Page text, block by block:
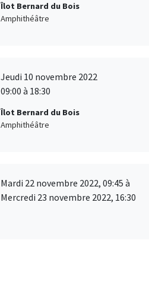
Îlot Bernard du Bois
Amphithéâtre
Jeudi 10 novembre 2022
09:00 à 18:30
Îlot Bernard du Bois
Amphithéâtre
Mardi 22 novembre 2022, 09:45 à
Mercredi 23 novembre 2022, 16:30